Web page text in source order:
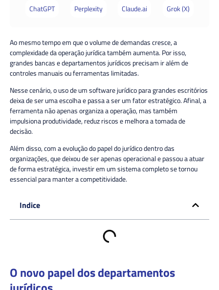
ChatGPT
Perplexity Claude.ai Grok (X)
Ao mesmo tempo em que o volume de demandas cresce, a
complexidade da operação jurídica também aumenta. Por isso,
grandes bancas e departamentos jurídicos precisam ir além de
controles manuais ou ferramentas limitadas.
Nesse cenário, o uso de um software jurídico para grandes escritórios
deixa de ser uma escolha e passa a ser um fator estratégico. Afinal, a
ferramenta não apenas organiza a operação, mas também
impulsiona produtividade, reduz riscos e melhora a tomada de
decisão.
Além disso, com a evolução do papel do jurídico dentro das
organizações, que deixou de ser apenas operacional e passou a atuar
de forma estratégica, investir em um sistema completo se tornou
essencial para manter a competitividade.
Indice
O novo papel dos departamentos